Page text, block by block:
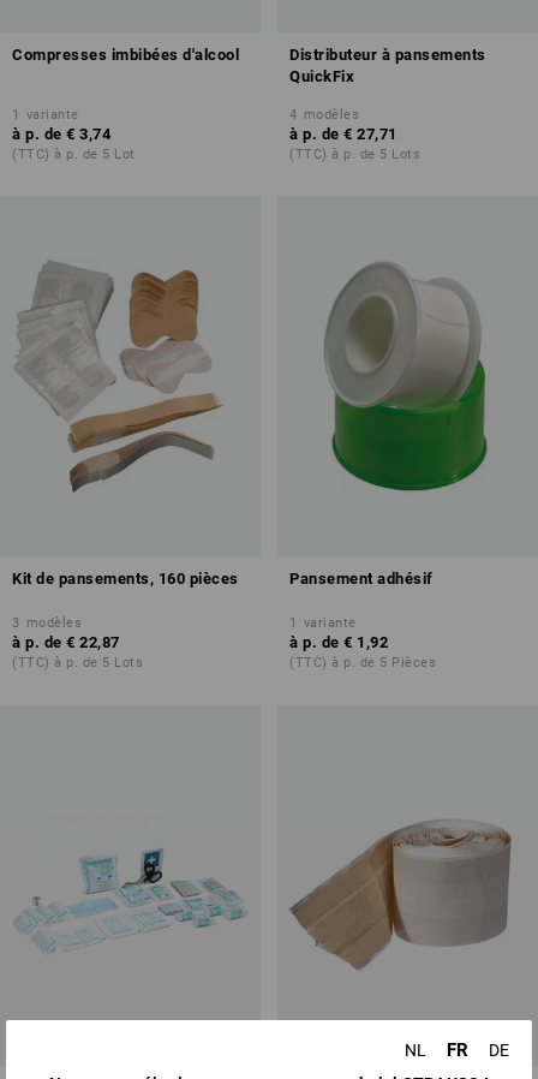
Compresses imbibées d'alcool
1 variante
à p. de € 3,74
(TTC) à p. de 5 Lot
Distributeur à pansements
QuickFix
4 modèles
à p. de € 27,71
(TTC) à p. de 5 Lots
Kit de pansements, 160 pièces
3 modèles
à p. de € 22,87
(TTC) à p. de 5 Lots
Pansement adhésif
1 variante
à p. de € 1,92
(TTC) à p. de 5 Pièces
NL FR
DE